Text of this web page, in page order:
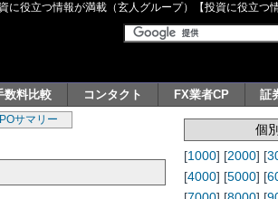
役立つ情報が満載（玄人グループ）【投資に役立つ
数料比較 コンタクト FX業者CP 証
IPOサマリー
個
[1000] [2000] [
[4000] [5000] [